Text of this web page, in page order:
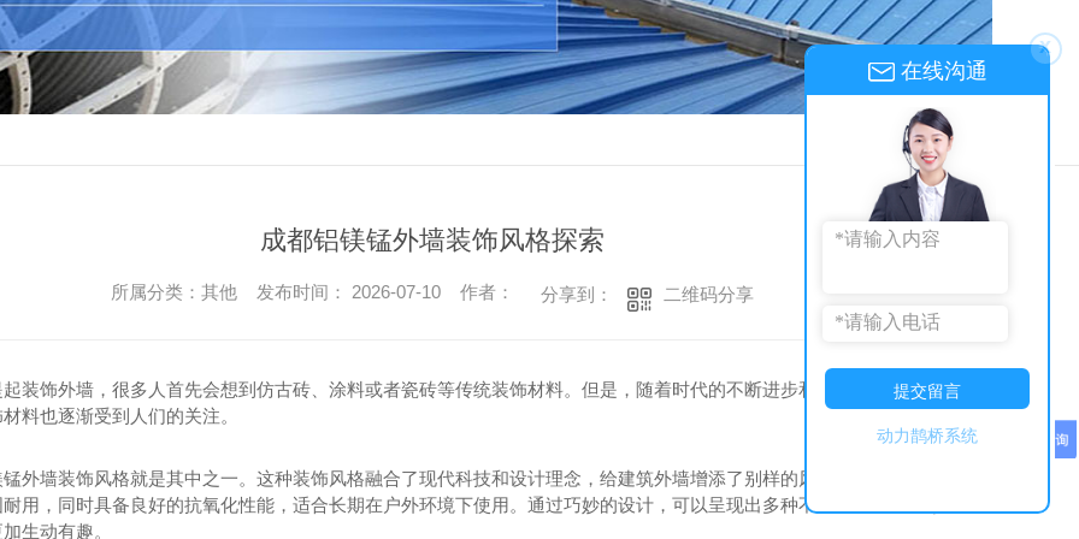
返回
成都铝镁锰外墙装饰风格探索
所属分类：其他 发布时间： 2026-07-10 作者： 分享到： 二维码分享
装饰外墙，很多人首先会想到仿古砖、涂料或者瓷砖等传统装饰材料。但是，随着时代的不断进步和科技的发展，各种
料也逐渐受到人们的关注。
外墙装饰风格就是其中之一。这种装饰风格融合了现代科技和设计理念，给建筑外墙增添了别样的风采。铝镁锰材料质
用，同时具备良好的抗氧化性能，适合长期在户外环境下使用。通过巧妙的设计，可以呈现出多种不同的纹理和色彩，
生动有趣。
x
在线沟通
提交留言
动力鹊桥系统